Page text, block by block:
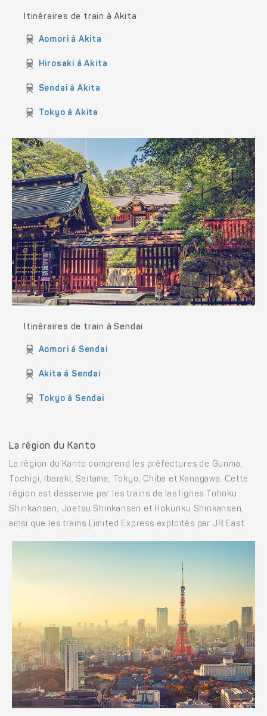
Itinéraires de train à Akita
Aomori à Akita
Hirosaki à Akita
Sendai à Akita
Tokyo à Akita
Itinéraires de train à Sendai
Aomori à Sendai
Akita à Sendai
Tokyo à Sendai
La région du Kanto
La région du Kanto comprend les préfectures de Gunma,
Tochigi, Ibaraki, Saitama, Tokyo, Chiba et Kanagawa. Cette
région est desservie par les trains de las lignes Tohoku
Shinkansen, Joetsu Shinkansen et Hokuriku Shinkansen,
ainsi que les trains Limited Express exploités par JR East.